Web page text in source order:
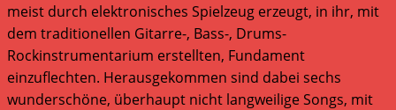
meist durch elektronisches Spielzeug erzeugt, in ihr, mit
dem traditionellen Gitarre-, Bass-, Drums-
Rockinstrumentarium erstellten, Fundament
einzuflechten. Herausgekommen sind dabei sechs
wunderschöne, überhaupt nicht langweilige Songs, mit